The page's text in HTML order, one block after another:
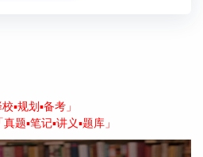
程学院信号与信息处理导师介绍：柳
▪规划▪备考」
题▪笔记▪讲义▪题库」